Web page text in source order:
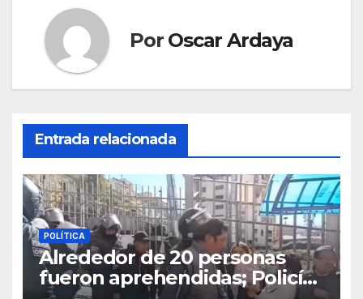
Por Oscar Ardaya
Entrada relacionada
POLÍTICA
Alrededor de 20 personas
fueron aprehendidas; Policía